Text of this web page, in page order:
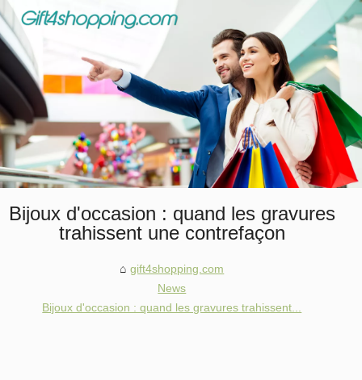
Bijoux d'occasion : quand les gravures
trahissent une contrefaçon
gift4shopping.com
News
Bijoux d'occasion : quand les gravures trahissent...